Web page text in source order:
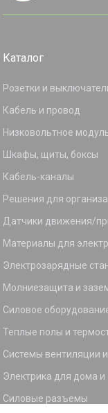
Каталог
Розетки и
Кабель и провод
Низковольтное
Шкафы, щиты, боксы
Кабель-каналы
Решения для
Датчики движения/
Материалы для
Электрозарядные
Молниезащита и
Силовое
Теплые полы и
Системы вентиляции
Электрика для дома и
Силовые разъемы